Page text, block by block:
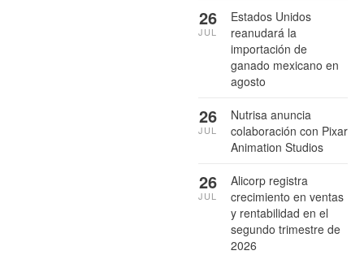
Estados Unidos
reanudará la
importación de
ganado mexicano en
agosto
26
JUL
Nutrisa anuncia
colaboración con Pixar
Animation Studios
26
JUL
Alicorp registra
crecimiento en ventas
y rentabilidad en el
segundo trimestre de
2026
26
JUL